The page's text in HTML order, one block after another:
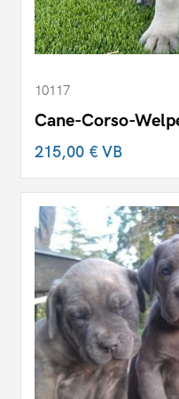
10117
Cane-Corso-
215,00 €VB